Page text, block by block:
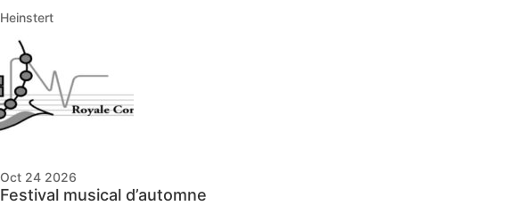
Heinstert
Oct 24 2026
Festival musical d’automne